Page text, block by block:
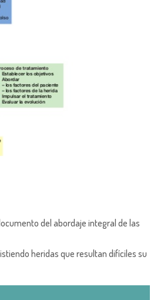
del abordaje integral de las
heridas que resultan difíciles su